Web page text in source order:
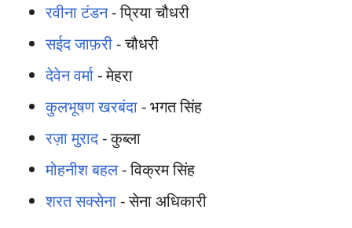
रवीना टंडन- प्रिया चौधरी
सईद जाफ़री- चौधरी
देवेन वर्मा- मेहरा
कुलभूषण खरबंदा- भगत सिंह
रज़ा मुराद- कुब्ला
मोहनीश बहल- विक्रम सिंह
शरत सक्सेना- सेना अधिकारी